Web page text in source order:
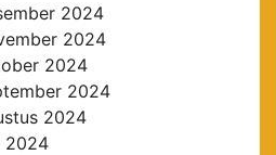
2024
2024
2024
2024
2024
2024